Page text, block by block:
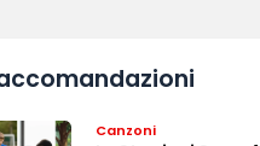
Canzoni